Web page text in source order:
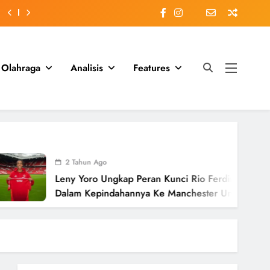
Olahraga Analisis Features
2 Tahun Ago
Leny Yoro Ungkap Peran Kunci Rio Ferdinand
Dalam Kepindahannya Ke Manchester United
Senilai £58 Juta